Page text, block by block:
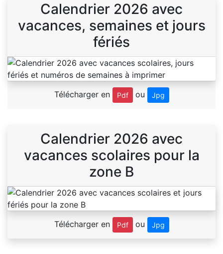
Calendrier 2026 avec
vacances, semaines et jours
fériés
Télécharger en Pdf ou Jpg
Calendrier 2026 avec
vacances scolaires pour la
zone B
Télécharger en Pdf ou Jpg